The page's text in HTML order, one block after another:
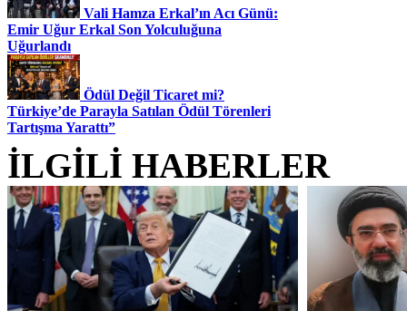
Vali Hamza Erkal’ın Acı Günü:
Emir Uğur Erkal Son Yolculuğuna
Uğurlandı
Ödül Değil Ticaret mi?
Türkiye’de Parayla Satılan Ödül Törenleri
Tartışma Yarattı”
İLGİLİ HABERLER